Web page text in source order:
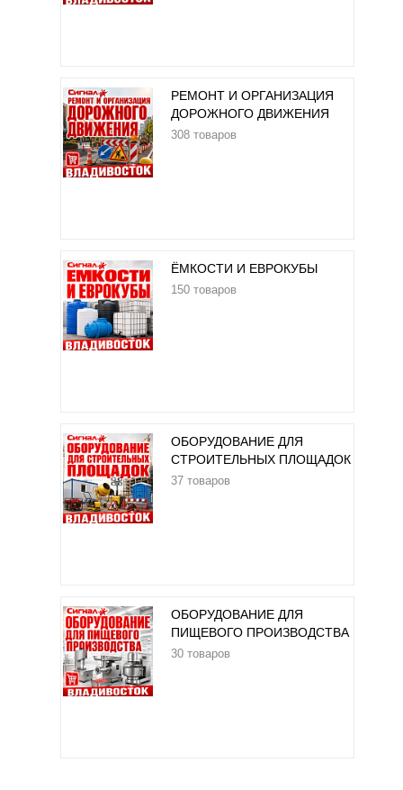
РЕМОНТ И ОРГАНИЗАЦИЯ
ДОРОЖНОГО ДВИЖЕНИЯ
308 товаров
ЁМКОСТИ И ЕВРОКУБЫ
150 товаров
ОБОРУДОВАНИЕ ДЛЯ
СТРОИТЕЛЬНЫХ ПЛОЩАДОК
37 товаров
ОБОРУДОВАНИЕ ДЛЯ
ПИЩЕВОГО ПРОИЗВОДСТВА
30 товаров